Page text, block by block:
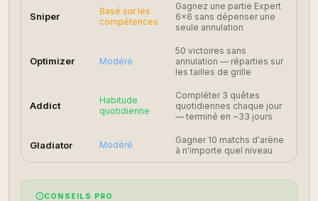
Sniper
Basé sur les
compétences
Gagnez une partie Expert
6×6 sans dépenser une
seule annulation
Optimizer Modéré
50 victoires sans
annulation — réparties sur
les tailles de grille
Addict
Habitude
quotidienne
Compléter 3 quêtes
quotidiennes chaque jour
— terminé en ~33 jours
Gladiator Modéré
Gagner 10 matchs d'arène
à n'importe quel niveau
CONSEILS PRO